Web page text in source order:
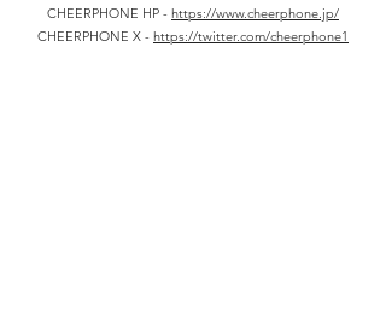
CHEERPHONE HP - https://www.cheerphone.jp/
CHEERPHONE X - https://twitter.com/cheerphone1